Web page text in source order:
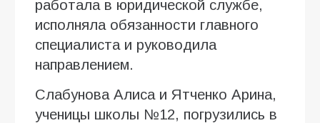
работала в юридической службе,
исполняла обязанности главного
специалиста и руководила
направлением.
Слабунова Алиса и Ятченко Арина,
ученицы школы №12, погрузились в